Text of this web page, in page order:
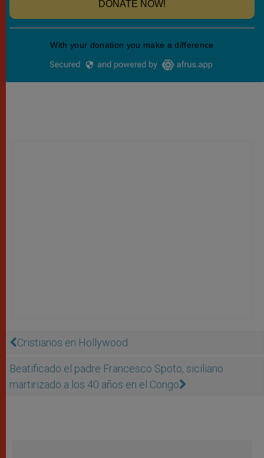
Cristianos en Hollywood
Beatificado el padre Francesco Spoto, siciliano
martirizado a los 40 años en el Congo